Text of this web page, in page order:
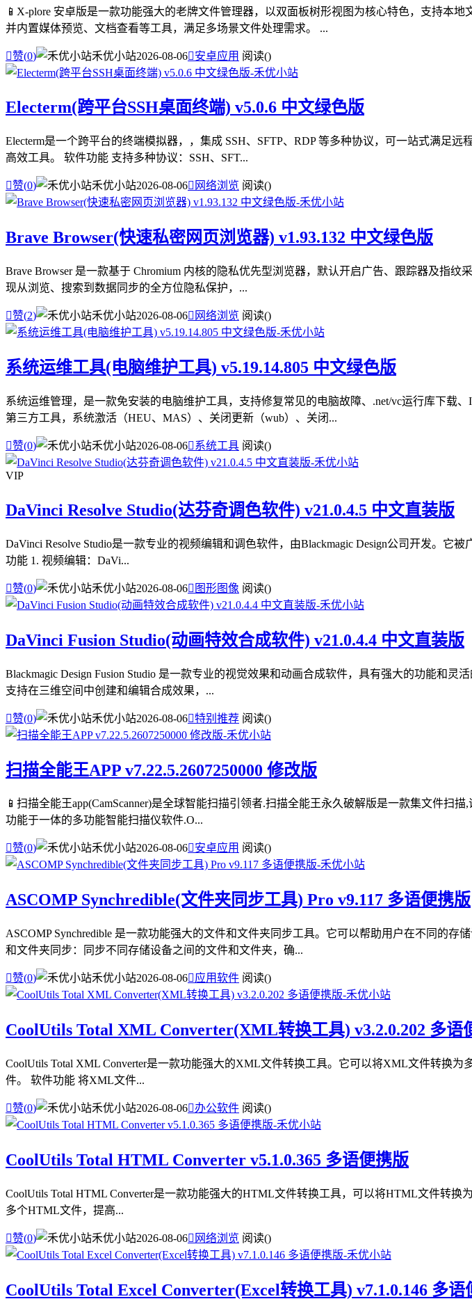
📱X-plore 安卓版是一款功能强大的老牌文件管理器，以双面板树形视图为核心特色，支持本
并内置媒体预览、文档查看等工具，满足多场景文件处理需求。 ...
赞(0) 禾优小站2026-08-06安卓应用 阅读()
Electerm(跨平台SSH桌面终端) v5.0.6 中文绿色版
Electerm是一个跨平台的终端模拟器，，集成 SSH、SFTP、RDP 等多种协议，可一站式满足
高效工具。 软件功能 支持多种协议：SSH、SFT...
赞(0) 禾优小站2026-08-06 网络浏览 阅读()
Brave Browser(快速私密网页浏览器) v1.93.132 中文绿色版
Brave Browser 是一款基于 Chromium 内核的隐私优先型浏览器，默认开启广告、跟踪器及指
现从浏览、搜索到数据同步的全方位隐私保护，...
赞(2) 禾优小站2026-08-06 网络浏览 阅读()
系统运维工具(电脑维护工具) v5.19.14.805 中文绿色版
系统运维管理，是一款免安装的电脑维护工具，支持修复常见的电脑故障、.net/vc运行库下载
第三方工具，系统激活（HEU、MAS）、关闭更新（wub）、关闭...
赞(0) 禾优小站2026-08-06系统工具 阅读()
VIP
DaVinci Resolve Studio(达芬奇调色软件) v21.0.4.5 中文直装版
DaVinci Resolve Studio是一款专业的视频编辑和调色软件，由Blackmagic Design公司开发。
功能 1. 视频编辑：DaVi...
赞(0) 禾优小站2026-08-06 图形图像 阅读()
DaVinci Fusion Studio(动画特效合成软件) v21.0.4.4 中文直装版
Blackmagic Design Fusion Studio 是一款专业的视觉效果和动画合成软件，具有强大的功能和
支持在三维空间中创建和编辑合成效果，...
赞(0) 禾优小站2026-08-06特别推荐 阅读()
扫描全能王APP v7.22.5.2607250000 修改版
📱扫描全能王app(CamScanner)是全球智能扫描引领者.扫描全能王永久破解版是一款集文件扫
功能于一体的多功能智能扫描仪软件.O...
赞(0) 禾优小站2026-08-06安卓应用 阅读()
ASCOMP Synchredible(文件夹同步工具) Pro v9.117 多语便携版
ASCOMP Synchredible 是一款功能强大的文件和文件夹同步工具。它可以帮助用户在不同的
和文件夹同步：同步不同存储设备之间的文件和文件夹，确...
赞(0) 禾优小站2026-08-06应用软件 阅读()
CoolUtils Total XML Converter(XML转换工具) v3.2.0.202 多语
CoolUtils Total XML Converter是一款功能强大的XML文件转换工具。它可以将XML文件转换
件。 软件功能 将XML文件...
赞(0) 禾优小站2026-08-06办公软件 阅读()
CoolUtils Total HTML Converter v5.1.0.365 多语便携版
CoolUtils Total HTML Converter是一款功能强大的HTML文件转换工具，可以将HTML文件转
多个HTML文件，提高...
赞(0) 禾优小站2026-08-06 网络浏览 阅读()
CoolUtils Total Excel Converter(Excel转换工具) v7.1.0.146 多语